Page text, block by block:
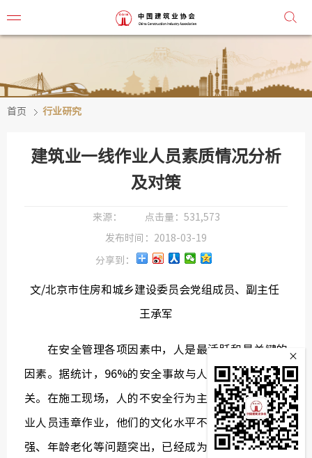
首页 行业研究
建筑业一线作业人员素质情况分析
及对策
来源： 点击量： 531,573
发布时间： 2018-03-19
分享到：
文/北京市住房和城乡建设委员会党组成员、副主任
王承军
在安全管理各项因素中，人是最活跃和最关键的
因素。据统计，96%的安全事故与人的不安全行为有
关。在施工现场，人的不安全行为主要表现为一线作
业人员违章作业，他们的文化水平不高、安全意识不
强、年龄老化等问题突出，已经成为制约施工安全管
×